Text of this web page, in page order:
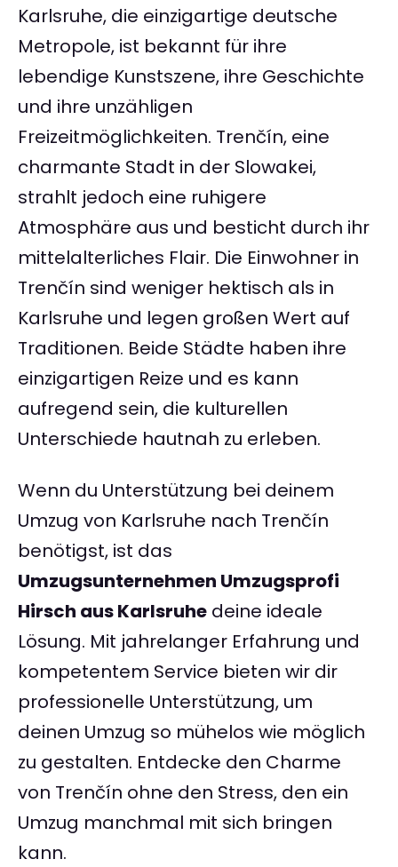
Karlsruhe, die einzigartige deutsche
Metropole, ist bekannt für ihre
lebendige Kunstszene, ihre Geschichte
und ihre unzähligen
Freizeitmöglichkeiten. Trenčín, eine
charmante Stadt in der Slowakei,
strahlt jedoch eine ruhigere
Atmosphäre aus und besticht durch ihr
mittelalterliches Flair. Die Einwohner in
Trenčín sind weniger hektisch als in
Karlsruhe und legen großen Wert auf
Traditionen. Beide Städte haben ihre
einzigartigen Reize und es kann
aufregend sein, die kulturellen
Unterschiede hautnah zu erleben.
Wenn du Unterstützung bei deinem
Umzug von Karlsruhe nach Trenčín
benötigst, ist das
Umzugsunternehmen Umzugsprofi
Hirsch aus Karlsruhe deine ideale
Lösung. Mit jahrelanger Erfahrung und
kompetentem Service bieten wir dir
professionelle Unterstützung, um
deinen Umzug so mühelos wie möglich
zu gestalten. Entdecke den Charme
von Trenčín ohne den Stress, den ein
Umzug manchmal mit sich bringen
kann.